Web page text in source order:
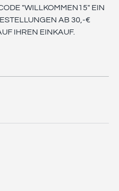
"WILLKOMMEN15" EIN
AB 30,-€
IHREN EINKAUF.